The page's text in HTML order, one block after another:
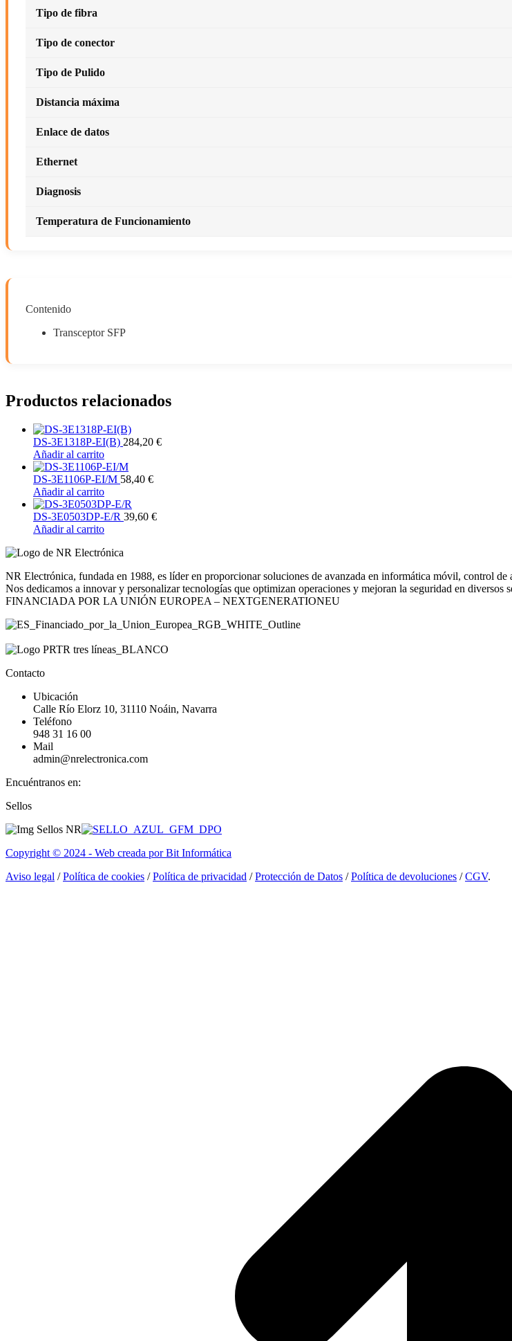
Tipo de fibra
Tipo de conector
Tipo de Pulido
Distancia máxima
Enlace de datos
Ethernet
Diagnosis
Temperatura de Funcionamiento
Contenido
Transceptor SFP
Productos relacionados
DS-3E1318P-EI(B) 284,20 €
Añadir al carrito
DS-3E1106P-EI/M 58,40 €
Añadir al carrito
DS-3E0503DP-E/R 39,60 €
Añadir al carrito
NR Electrónica, fundada en 1988, es líder en proporcionar soluciones de avanzada en informática móvil, control de
Nos dedicamos a innovar y personalizar tecnologías que optimizan operaciones y mejoran la seguridad en diversos
FINANCIADA POR LA UNIÓN EUROPEA – NEXTGENERATIONEU
Contacto
Ubicación
Calle Río Elorz 10, 31110 Noáin, Navarra
Teléfono
948 31 16 00
Mail
admin@nrelectronica.com
Encuéntranos en:
Facebook
opens
new
Linkedin
opens
new
Instagram
opens
new
Sellos
Copyright © 2024 - Web creada por Bit Informática
Aviso legal /Política de cookies /Política de privacidad /Protección de Datos /Política de devoluciones /CGV.